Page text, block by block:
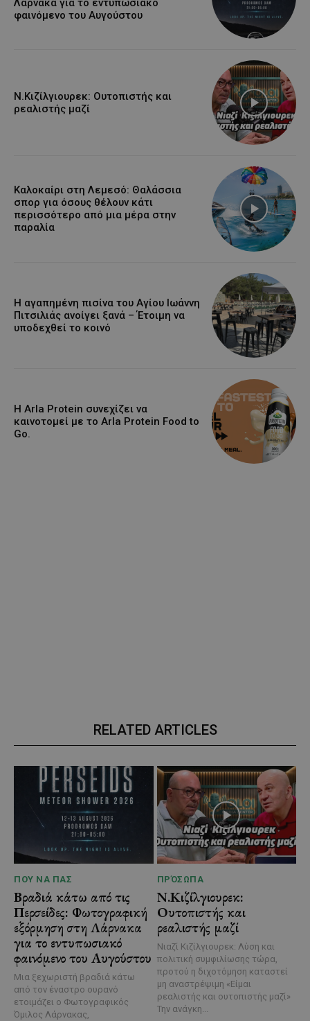
φαινόμενο του Αυγούστου
Ν.Κιζίλγιουρεκ: Ουτοπιστής και
ρεαλιστής μαζί
Καλοκαίρι στη Λεμεσό: Θαλάσσια
σπορ για όσους θέλουν κάτι
περισσότερο από μια μέρα στην
παραλία
Η αγαπημένη πισίνα του Αγίου Ιωάννη
Πιτσιλιάς ανοίγει ξανά – Έτοιμη να
υποδεχθεί το κοινό
Η Arla Protein συνεχίζει να
καινοτομεί με το Arla Protein Food to
Go.
RELATED ARTICLES
ΠΟΥ ΝΑ ΠΑΣ
Βραδιά κάτω από τις
Περσείδες: Φωτογραφική
εξόρμηση στη Λάρνακα
για το εντυπωσιακό
φαινόμενο του Αυγούστου
Μια ξεχωριστή βραδιά κάτω
από τον έναστρο ουρανό
ετοιμάζει ο Φωτογραφικός
Όμιλος Λάρνακας,
ΠΡΌΣΩΠΑ
Ν.Κιζίλγιουρεκ:
Ουτοπιστής και
ρεαλιστής μαζί
Νιαζί Κιζίλγιουρεκ: Λύση και
πολιτική συμφιλίωσης τώρα,
προτού η διχοτόμηση καταστεί
μη αναστρέψιμη «Είμαι
ρεαλιστής και ουτοπιστής μαζί»
Την ανάγκη...